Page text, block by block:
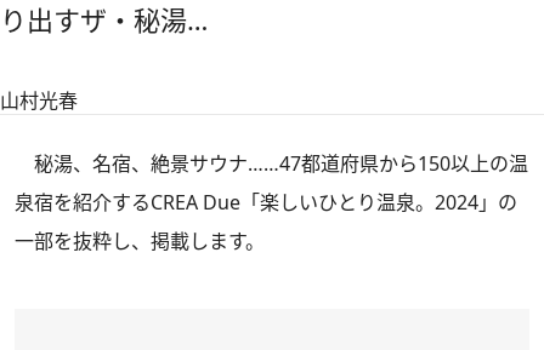
り出すザ・秘湯…
山村光春
秘湯、名宿、絶景サウナ……47都道府県から150以上の温
泉宿を紹介するCREA Due「楽しいひとり温泉。2024」 の
一部を抜粋し、掲載します。